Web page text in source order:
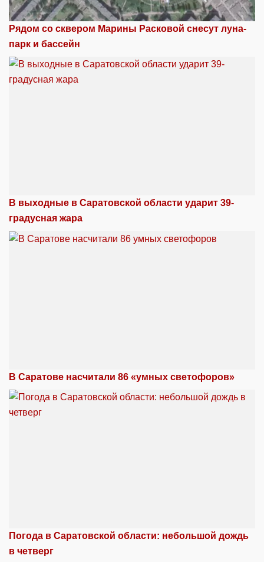
Рядом со сквером Марины Расковой снесут луна-
парк и бассейн
В выходные в Саратовской области ударит 39-
градусная жара
В Саратове насчитали 86 «умных светофоров»
Погода в Саратовской области: небольшой дождь
в четверг